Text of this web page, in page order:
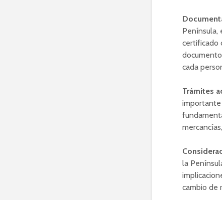
Península,
certificado
cada
Trámites
importante
la
cambio de